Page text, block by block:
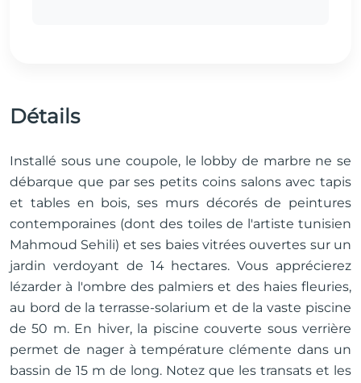
Détails
Installé sous une coupole, le lobby de marbre ne se
débarque que par ses petits coins salons avec tapis
et tables en bois, ses murs décorés de peintures
contemporaines (dont des toiles de l'artiste tunisien
Mahmoud Sehili) et ses baies vitrées ouvertes sur un
jardin verdoyant de 14 hectares. Vous apprécierez
lézarder à l'ombre des palmiers et des haies fleuries,
au bord de la terrasse-solarium et de la vaste piscine
de 50 m. En hiver, la piscine couverte sous verrière
permet de nager à température clémente dans un
bassin de 15 m de long. Notez que les transats et les